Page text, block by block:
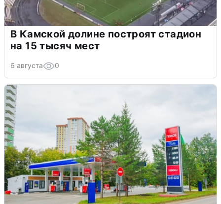
В Камской долине построят стадион
на 15 тысяч мест
6 августа 0